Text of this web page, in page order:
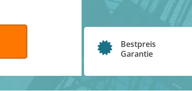
Bestpreis
Garantie